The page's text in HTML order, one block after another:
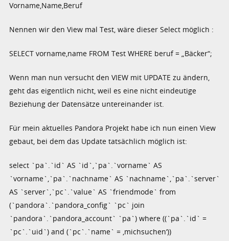
Vorname,Name,Beruf
Nennen wir den View mal Test, wäre dieser Select möglich :
SELECT vorname,name FROM Test WHERE beruf = „Bäcker“;
Wenn man nun versucht den VIEW mit UPDATE zu ändern,
geht das eigentlich nicht, weil es eine nicht eindeutige
Beziehung der Datensätze untereinander ist.
Für mein aktuelles Pandora Projekt habe ich nun einen View
gebaut, bei dem das Update tatsächlich möglich ist:
select `pa`.`id` AS `id`,`pa`.`vorname` AS
`vorname`,`pa`.`nachname` AS `nachname`,`pa`.`server`
AS `server`,`pc`.`value` AS `friendmode` from
(`pandora`.`pandora_config` `pc` join
`pandora`.`pandora_account` `pa`) where ((`pa`.`id` =
`pc`.`uid`) and (`pc`.`name` = ‚michsuchen‘))